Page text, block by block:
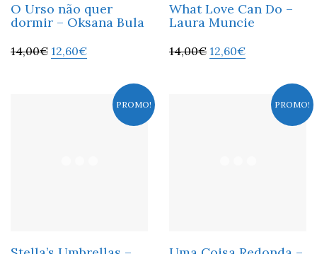
O Urso não quer
dormir – Oksana Bula
14,00€ 12,60€
What Love Can Do –
Laura Muncie
14,00€ 12,60€
PROMO! PROMO!